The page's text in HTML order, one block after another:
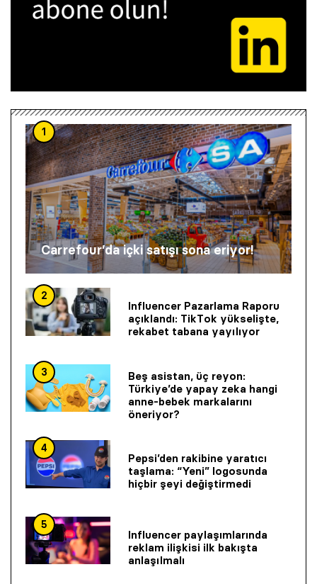
1
Carrefour’da içki satışı sona eriyor!
2
Influencer Pazarlama Raporu
açıklandı: TikTok yükselişte,
rekabet tabana yayılıyor
3
Beş asistan, üç reyon:
Türkiye’de yapay zeka hangi
anne-bebek markalarını
öneriyor?
4
Pepsi’den rakibine yaratıcı
taşlama: “Yeni” logosunda
hiçbir şeyi değiştirmedi
5
Influencer paylaşımlarında
reklam ilişkisi ilk bakışta
anlaşılmalı